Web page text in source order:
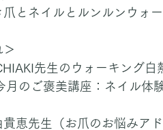
とネイルとルンルンウォ
先生のウォーキング白
月のご褒美講座：ネイル体
恵先生（お爪のお悩みアド